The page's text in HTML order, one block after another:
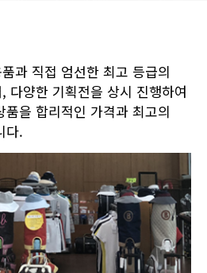
과 직접 엄선한 최고 등급의
다양한 기획전을 상시 진행하여
을 합리적인 가격과 최고의
다.